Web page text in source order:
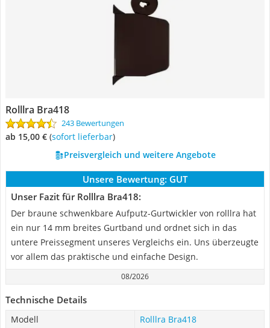
Rolllra Bra418
243 Bewertungen
ab 15,00 € ( Sofort lieferbar)
Preisvergleich und weitere Angebote
Unsere Bewertung: GUT
Unser Fazit für Rolllra Bra418:
Der braune schwenkbare Aufputz-Gurtwickler von rolllra hat
ein nur 14 mm breites Gurtband und ordnet sich in das
untere Preissegment unseres Vergleichs ein. Uns überzeugte
vor allem das praktische und einfache Design.
08/2026
Technische Details
Modell Rolllra Bra418